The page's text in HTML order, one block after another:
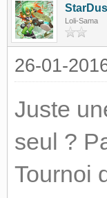
Loli-Sama
26-01-
Juste
seul ?
Tournoi